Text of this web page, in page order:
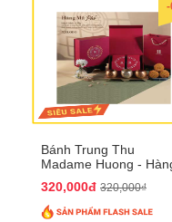
Bánh Trung Thu
Madame Huong -
320,000đ 320,000₫